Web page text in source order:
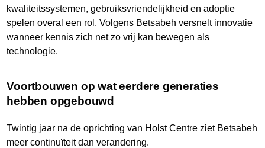
kwaliteitssystemen, gebruiksvriendelijkheid en adoptie
spelen overal een rol. Volgens Betsabeh versnelt innovatie
wanneer kennis zich net zo vrij kan bewegen als
technologie.
Voortbouwen op wat eerdere generaties
hebben opgebouwd
Twintig jaar na de oprichting van Holst Centre ziet Betsabeh
meer continuïteit dan verandering.